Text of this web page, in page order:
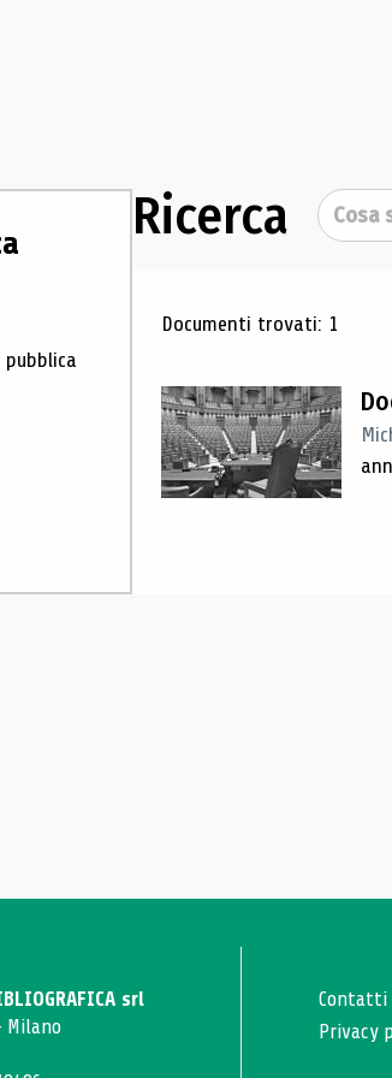
Ricerca Cerca
Risultati di
Documenti trovati: 1
srl
Milano
Contatti
Privacy